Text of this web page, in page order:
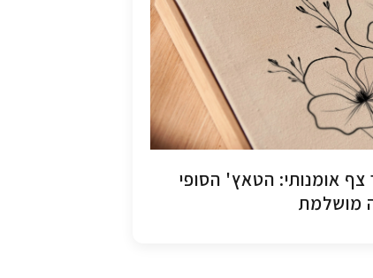
צף אומנותי: הטאץ' הסופי
מושלמת